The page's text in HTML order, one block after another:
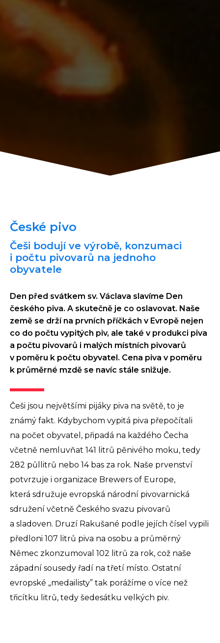
České pivo
Češi bodují ve výrobě, konzumaci
i počtu pivovarů na jednoho
obyvatele
Den před svátkem sv. Václava slavíme Den
českého piva. A skutečně je co oslavovat. Naše
země se drží na prvních příčkách v Evropě nejen
co do počtu vypitých piv, ale také v produkci piva
a počtu pivovarů i malých místních pivovarů
v poměru k počtu obyvatel. Cena piva v poměru
k průměrné mzdě se navíc stále snižuje.
Češi jsou největšími pijáky piva na světě, to je
známý fakt. Kdybychom vypitá piva přepočítali
na počet obyvatel, připadá na každého Čecha
včetně nemluvňat 141 litrů pěnivého moku, tedy
282 půllitrů nebo 14 bas za rok. Naše prvenství
potvrzuje i organizace Brewers of Europe,
která sdružuje evropská národní pivovarnická
sdružení včetně Českého svazu pivovarů
a sladoven. Druzí Rakušané podle jejích čísel vypili
předloni 107 litrů piva na osobu a průměrný
Němec zkonzumoval 102 litrů za rok, což naše
západní sousedy řadí na třetí místo. Ostatní
evropské „medailisty” tak porážíme o více než
třicítku litrů, tedy šedesátku velkých piv.